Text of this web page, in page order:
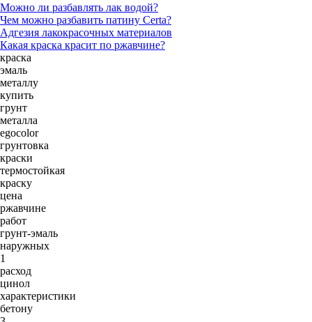
Можно ли разбавлять лак водой?
Чем можно разбавить патину Certa?
Адгезия лакокрасочных материалов
Какая краска красит по ржавчине?
краска
эмаль
металлу
купить
грунт
металла
egocolor
грунтовка
краски
термостойкая
краску
цена
ржавчине
работ
грунт-эмаль
наружных
1
расход
цинол
характеристики
бетону